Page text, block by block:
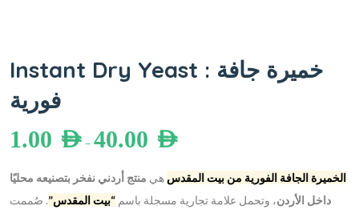
Instant Dry Yeast : خميرة جافة
فورية
1.00 AED – 40.00 AED
الخميرة الجافة الفورية من بيت المقدس هي منتج أردني نفخر بتصنيعه محليًا
داخل الأردن، وتحمل علامة تجارية مسجلة باسم “بيت المقدس”. صُممت